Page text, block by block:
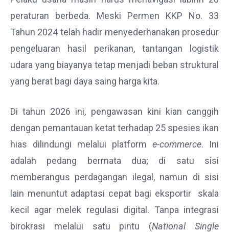
peraturan berbeda. Meski Permen KKP No. 33
Tahun 2024 telah hadir menyederhanakan prosedur
pengeluaran hasil perikanan, tantangan logistik
udara yang biayanya tetap menjadi beban struktural
yang berat bagi daya saing harga kita.
Di tahun 2026 ini, pengawasan kini kian canggih
dengan pemantauan ketat terhadap 25 spesies ikan
hias dilindungi melalui platform e-commerce. Ini
adalah pedang bermata dua; di satu sisi
memberangus perdagangan ilegal, namun di sisi
lain menuntut adaptasi cepat bagi eksportir skala
kecil agar melek regulasi digital. Tanpa integrasi
birokrasi melalui satu pintu (National Single